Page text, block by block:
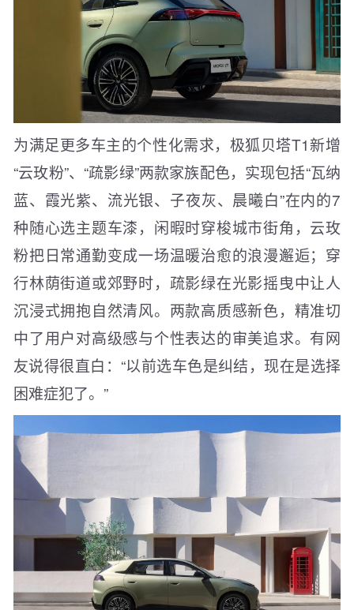
为满足更多车主的个性化需求，极狐贝塔T1新增
“云玫粉”、“疏影绿”两款家族配色，实现包括“瓦纳
蓝、霞光紫、流光银、子夜灰、晨曦白”在内的7
种随心选主题车漆，闲暇时穿梭城市街角，云玫
粉把日常通勤变成一场温暖治愈的浪漫邂逅；穿
行林荫街道或郊野时，疏影绿在光影摇曳中让人
沉浸式拥抱自然清风。两款高质感新色，精准切
中了用户对高级感与个性表达的审美追求。有网
友说得很直白：“以前选车色是纠结，现在是选择
困难症犯了。”